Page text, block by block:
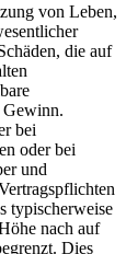
von Leben,
die auf
Gewinn.
bei
oder bei
und
typischerweise
nach auf
Dies